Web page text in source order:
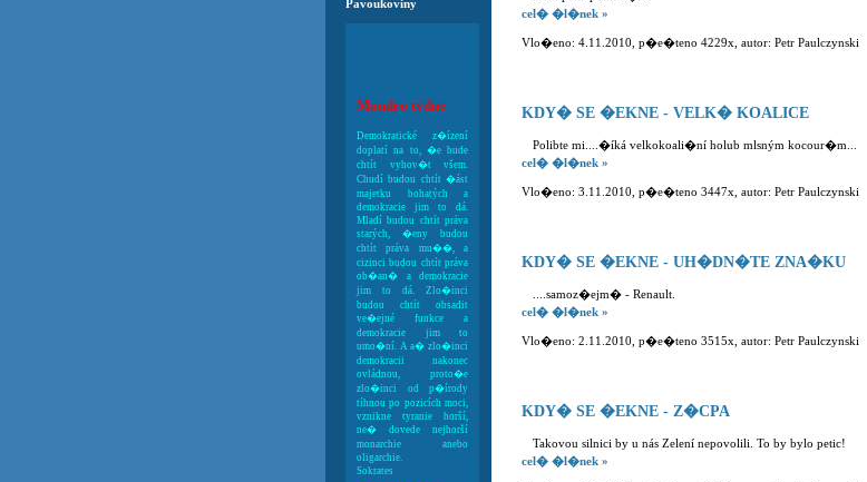
cel� �l�nek »
Vlo�eno: 4.11.2010, p�e�teno 4229x, autor: Petr Paulczynski
KDY� SE �EKNE - VELK� KOALICE
Polibte mi....�íká velkokoali�ní holub mlsným kocour�m...
cel� �l�nek »
Vlo�eno: 3.11.2010, p�e�teno 3447x, autor: Petr Paulczynski
KDY� SE �EKNE - UH�DN�TE ZNA�KU
....samoz�ejm� - Renault.
cel� �l�nek »
Vlo�eno: 2.11.2010, p�e�teno 3515x, autor: Petr Paulczynski
KDY� SE �EKNE - Z�CPA
Takovou silnici by u nás Zelení nepovolili. To by bylo petic!
cel� �l�nek »
Pavoukoviny
Moudro týdne
Demokratické z�ízení
doplatí na to, �e bude
chtít vyhov�t všem.
Chudí budou chtít �ást
majetku bohatých a
demokracie jim to dá.
Mladí budou chtít práva
starých, �eny budou
chtít práva mu��, a
cizinci budou chtít práva
ob�an� a demokracie
jim to dá. Zlo�inci
budou chtít obsadit
ve�ejné funkce a
demokracie jim to
umo�ní. A a� zlo�inci
demokracii nakonec
ovládnou, proto�e
zlo�inci od p�írody
tíhnou po pozicích moci,
vznikne tyranie horší,
ne� dovede nejhorší
monarchie anebo
oligarchie.
Sokrates